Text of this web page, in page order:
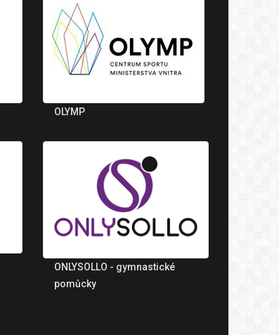
OLYMP
ONLYSOLLO - gymnastické
pomůcky